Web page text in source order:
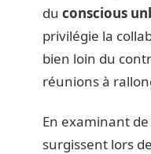
du conscious
privilégie la
bien loin du
réunions à
En examinant
surgissent lors